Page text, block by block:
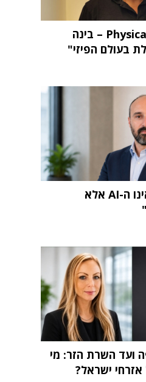
"העתיד הוא Physical AI – בינה
בעולם הפיזי"
"האתגר הגדול אינו ה-AI אלא
ועד השרת הזר: מי
ישראל?